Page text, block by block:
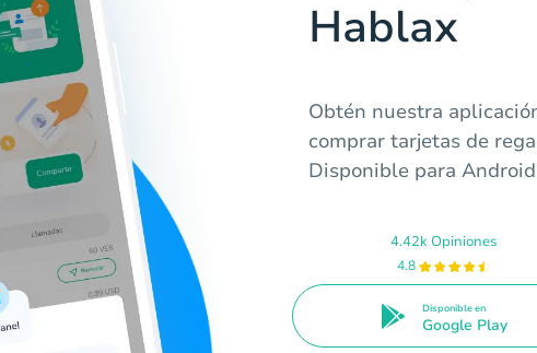
Hablax
Obtén nuestra
comprar tarjetas de
Disponible para
4.42k Opiniones
4.8
Disponible en
Google Play